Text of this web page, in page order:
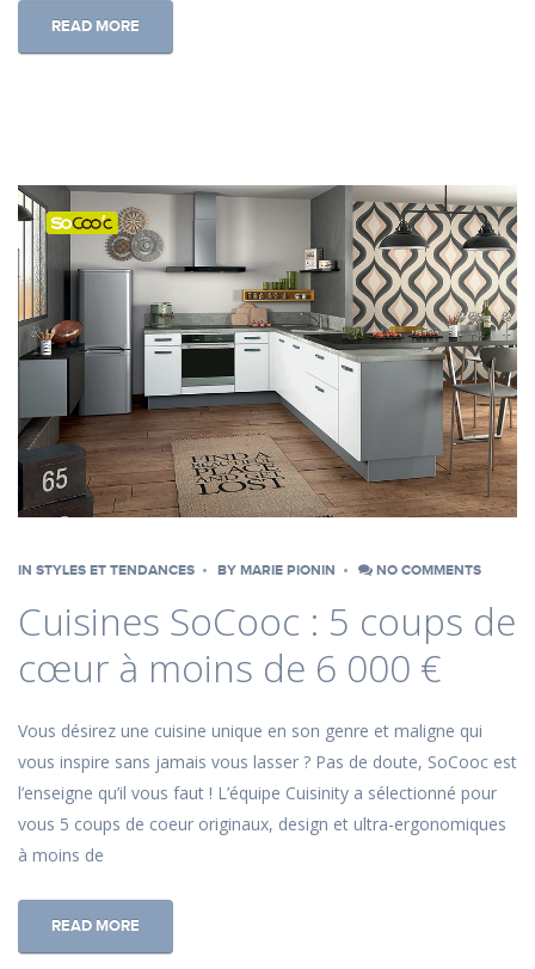
READ MORE
IN STYLES ET TENDANCES BY MARIE PIONIN NO COMMENTS
Cuisines SoCooc : 5 coups de
cœur à moins de 6 000 €
Vous désirez une cuisine unique en son genre et maligne qui
vous inspire sans jamais vous lasser ? Pas de doute, SoCooc est
l’enseigne qu’il vous faut ! L’équipe Cuisinity a sélectionné pour
vous 5 coups de coeur originaux, design et ultra-ergonomiques
à moins de
READ MORE